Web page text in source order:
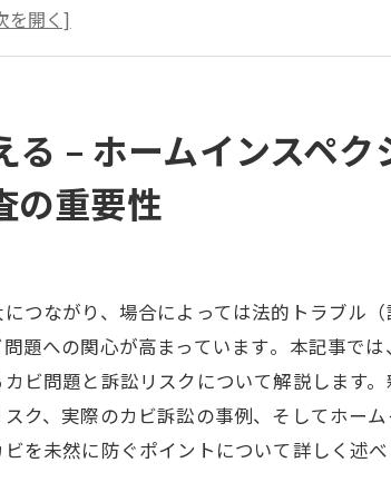
（カビバスターズ福岡と微生物対策協会の
– ホームインスペク
の重要性
つながり、場合によっては法的トラブル
題への関心が高まっています​。本記事で
ビ問題と訴訟リスクについて解説します
ク、実際のカビ訴訟の事例、そしてホー
を未然に防ぐポイントについて詳しく述べ